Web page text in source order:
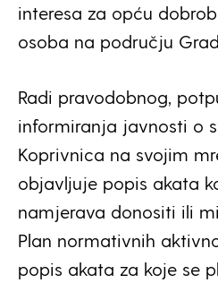
interesa za opću
osoba na području
Radi pravodobnog,
informiranja javnosti o
Koprivnica na svojim
objavljuje popis akata
namjerava donositi ili
Plan normativnih
popis akata za koje se